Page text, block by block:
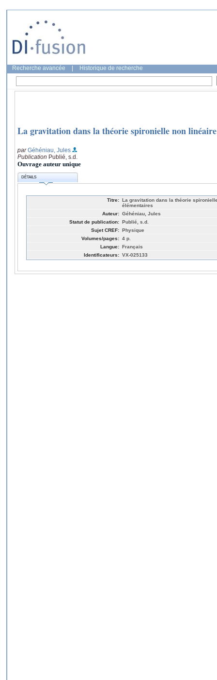
Recherche avancée Historique de recherche
La gravitation dans la théorie spironielle non
parGéhéniau, Jules
Publication Publié, s.d.
Ouvrage auteur unique
DÉTAILS
Titre: La gravitation dans la théorie
élémentaires
Auteur: Géhéniau, Jules
Statut de publication: Publié, s.d.
Sujet CREF: Physique
Volumes/pages: 4 p.
Langue: Français
Identificateurs: VX-025133